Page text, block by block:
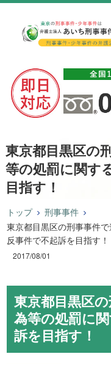
東京都目黒区の
等の処罰に関す
目指す！
トップ
刑事事件
東京都目黒区の刑事事件
反事件で不起訴を目指す！
2017/08/01
東京都目黒区
為等の処罰に
訴を目指す！